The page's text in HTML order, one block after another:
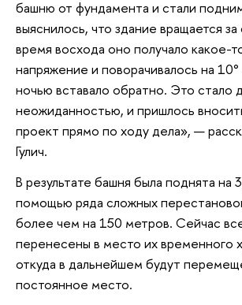
башню от фундамента и стали
выяснилось, что здание вращается
время восхода оно получало какое-
напряжение и поворачивалось на
ночью вставало обратно. Это стало
неожиданностью, и пришлось
проект прямо по ходу дела», —
Гулич.
В результате башня была поднята на
помощью ряда сложных
более чем на 150 метров. Сейчас
перенесены в место их временного
откуда в дальнейшем будут
постоянное место.